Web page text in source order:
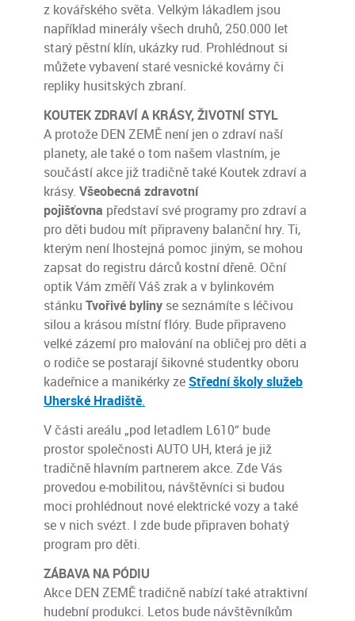
z kovářského světa. Velkým lákadlem jsou
například minerály všech druhů, 250.000 let
starý pěstní klín, ukázky rud. Prohlédnout si
můžete vybavení staré vesnické kovárny či
repliky husitských zbraní.
KOUTEK ZDRAVÍ A KRÁSY, ŽIVOTNÍ STYL
A protože DEN ZEMĚ není jen o zdraví naší
planety, ale také o tom našem vlastním, je
součástí akce již tradičně také Koutek zdraví a
krásy. Všeobecná zdravotní
pojišťovna představí své programy pro zdraví a
pro děti budou mít připraveny balanční hry. Ti,
kterým není lhostejná pomoc jiným, se mohou
zapsat do registru dárců kostní dřeně. Oční
optik Vám změří Váš zrak a v bylinkovém
stánku Tvořivé byliny se seznámíte s léčivou
silou a krásou místní flóry. Bude připraveno
velké zázemí pro malování na obličej pro děti a
o rodiče se postarají šikovné studentky oboru
kadeřnice a manikérky ze Střední školy služeb
Uherské Hradiště.
V části areálu „pod letadlem L610“ bude
prostor společnosti AUTO UH, která je již
tradičně hlavním partnerem akce. Zde Vás
provedou e-mobilitou, návštěvníci si budou
moci prohlédnout nové elektrické vozy a také
se v nich svézt. I zde bude připraven bohatý
program pro děti.
ZÁBAVA NA PÓDIU
Akce DEN ZEMĚ tradičně nabízí také atraktivní
hudební produkci. Letos bude návštěvníkům